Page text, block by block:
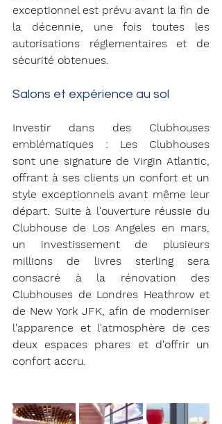
exceptionnel est prévu avant la fin de
la décennie, une fois toutes les
autorisations réglementaires et de
sécurité obtenues.
Salons et expérience au sol
Investir dans des Clubhouses
emblématiques : Les Clubhouses
sont une signature de Virgin Atlantic,
offrant à ses clients un confort et un
style exceptionnels avant même leur
départ. Suite à l'ouverture réussie du
Clubhouse de Los Angeles en mars,
un investissement de plusieurs
millions de livres sterling sera
consacré à la rénovation des
Clubhouses de Londres Heathrow et
de New York JFK, afin de moderniser
l'apparence et l'atmosphère de ces
deux espaces phares et d'offrir un
confort accru.